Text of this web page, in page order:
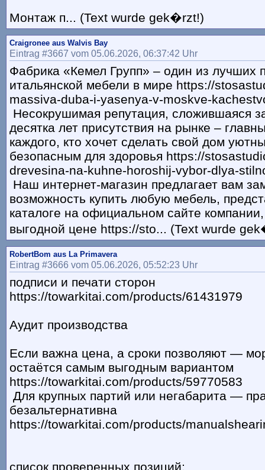
Монтаж п... (Text wurde gek�rzt!)
Craigronee aus Walvis Bay
Eintrag #3667 vom 05.06.2026, 06:37:42 Uhr
Фабрика «Кемел Групп» – один из лучших
итальянской мебели в мире https://
massiva-duba-i-yasenya-v-moskve-
Несокрушимая репутация, сложившаяся
десятка лет присутствия на рынке –
каждого, кто хочет сделать свой дом
безопасным для здоровья https://
drevesina-na-kuhne-horoshij-vybor-dlya-
Наш интернет-магазин предлагает вам
возможность купить любую мебель,
каталоге на официальном сайте
выгодной цене https://sto... (Text wurde
RobertBom aus La Primavera
Eintrag #3666 vom 05.06.2026, 05:52:23 Uhr
подписи и печати сторон
https://towarkitai.com/products/61431979
Аудит производства
Если важна цена, а сроки позволяют —
остаётся самым выгодным вариантом
https://towarkitai.com/products/59770583
Для крупных партий или негабарита —
безальтернативна
https://towarkitai.com/products/
список проверенных позиций;